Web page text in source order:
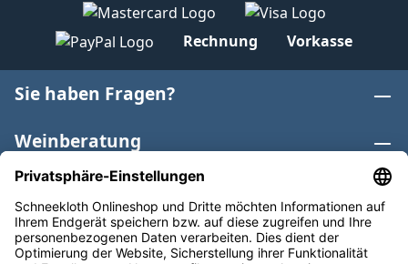
Rechnung Vorkasse
Sie haben Fragen?
Weinberatung
Informationen
Weinkategorien